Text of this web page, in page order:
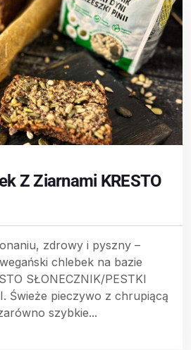
Z Ziarnami KRESTO
zdrowy i pyszny –
chlebek na bazie
SŁONECZNIK/PESTKI
Świeże pieczywo z chrupiącą
szybkie...